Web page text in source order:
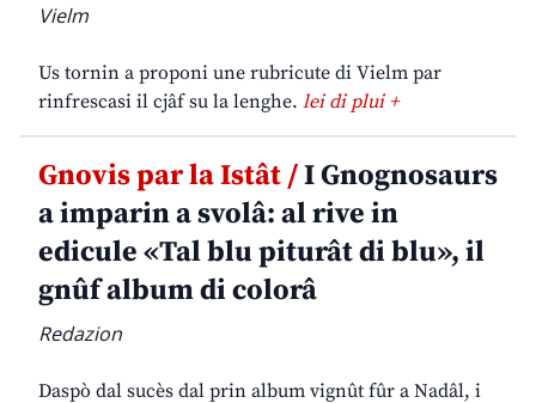
Vielm
Us tornin a proponi une rubricute di Vielm par
rinfrescasi il cjâf su la lenghe. lei di plui +
Gnovis par la Istât /I Gnognosaurs
a imparin a svolâ: al rive in
edicule «Tal blu piturât di blu», il
gnûf album di colorâ
Redazion
Daspò dal sucès dal prin album vignût fûr a Nadâl, i